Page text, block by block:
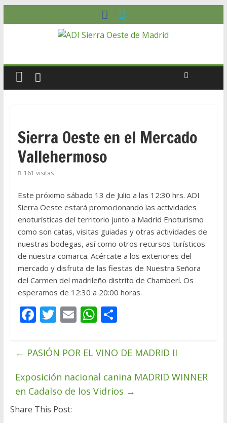
Sierra Oeste en el Mercado
Vallehermoso
161 visitas
Este próximo sábado 13 de Julio a las 12:30 hrs. ADI
Sierra Oeste estará promocionando las actividades
enoturísticas del territorio junto a Madrid Enoturismo
como son catas, visitas guiadas y otras actividades de
nuestras bodegas, así como otros recursos turísticos
de nuestra comarca. Acércate a los exteriores del
mercado y disfruta de las fiestas de Nuestra Señora
del Carmen del madrileño distrito de Chamberí. Os
esperamos de 12:30 a 20:00 horas.
F
e
b
o
o
k
T
itt
er
E
ai
l
W
at
s
A
p
C
m
p
ar
ti
← PASIÓN POR EL VINO DE MADRID II
Exposición nacional canina MADRID WINNER
en Cadalso de los Vidrios →
Share This Post: